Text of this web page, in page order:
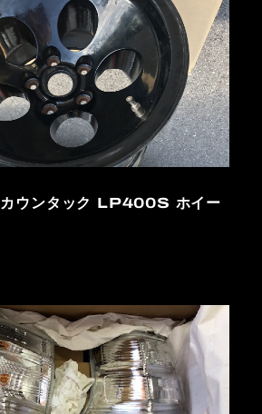
カウンタック LP400S ホイー